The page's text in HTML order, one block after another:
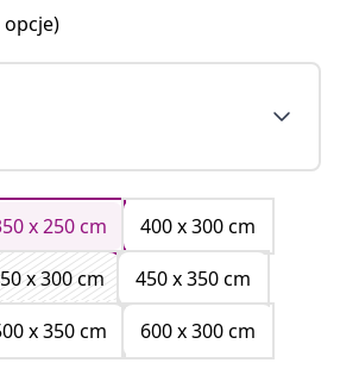
x 250 cm
400 x 300 cm
x 300 cm
450 x 350 cm
x 350 cm
600 x 300 cm